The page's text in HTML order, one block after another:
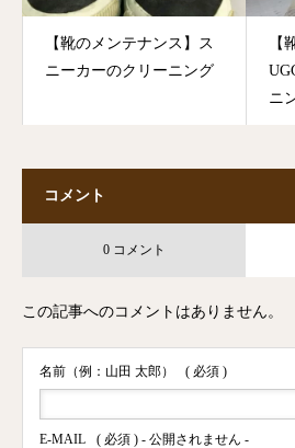
【靴のメンテナンス】ス
ニーカーのクリーニング
【
ニ
コメント
0 コメント
この記事へのコメントはありません。
名前（例：山田 太郎） ( 必須 )
E-MAIL ( 必須 ) - 公開されません -